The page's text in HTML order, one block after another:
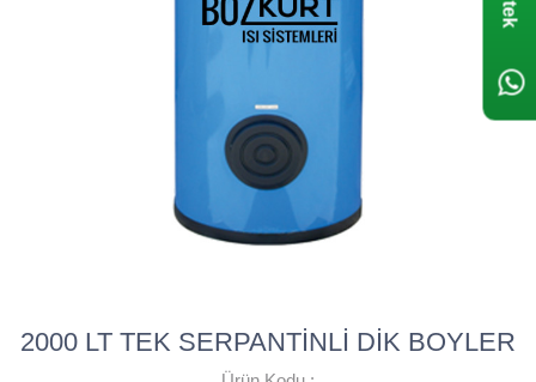
2000 LT TEK SERPANTİNLİ DİK BOYLER